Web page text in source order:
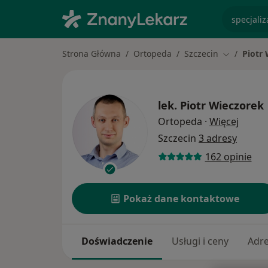
Strona Główna Ortopeda Szczecin ZmieńPiotr
lek. Piotr Wieczorek
Ortopeda · Więcej
Szczecin 3 adresy
162 opinie
Pokaż dane kontaktowe
Doświadczenie Usługi i ceny